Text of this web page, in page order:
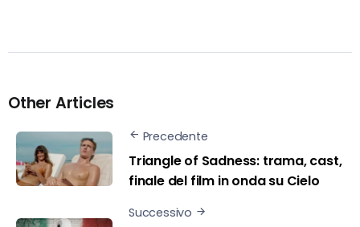
Other Articles
Precedente
Triangle of Sadness: trama, cast,
finale del film in onda su Cielo
Successivo